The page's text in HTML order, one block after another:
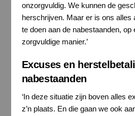
onzorgvuldig. We kunnen de
herschrijven. Maar er is ons alles
te doen aan de nabestaanden, op
zorgvuldige manier.’
Excuses en
nabestaanden
‘In deze situatie zijn boven alles
z’n plaats. En die gaan we ook